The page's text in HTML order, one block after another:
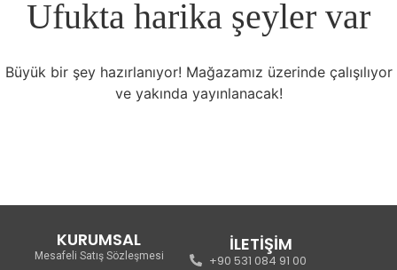
Ufukta harika şeyler var
Büyük bir şey hazırlanıyor! Mağazamız üzerinde çalışılıyor
ve yakında yayınlanacak!
KURUMSAL
Mesafeli Satış Sözleşmesi
İLETİŞİM
+90 531 084 91 00